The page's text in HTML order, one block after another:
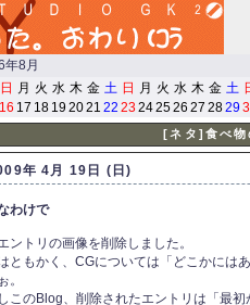
年8月
日 月 火 水 木 金 土 日 月 火 水 木 金 土
16 17 18 19 2021 22 23 242526 27 2829
[ネタ]食べ物
年 4月 19日 (日)
わけで
ントリの画像を削除しました。
ともかく、CGについては「どこかには
。
このBlog、削除されたエントリは「最